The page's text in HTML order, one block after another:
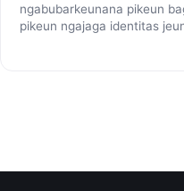
ngabubarkeunana pikeun
pikeun ngajaga identitas